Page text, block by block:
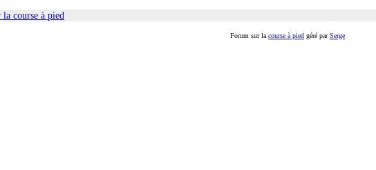
course à pied
Forum sur la course à pied géré parSerge